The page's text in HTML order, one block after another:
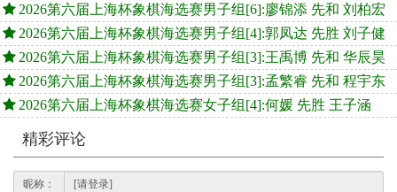
2026第六届上海杯象棋海选赛男子组[6]:廖锦添 先和 刘柏宏
2026第六届上海杯象棋海选赛男子组[4]:郭凤达 先胜 刘子健
2026第六届上海杯象棋海选赛男子组[3]:王禹博 先和 华辰昊
2026第六届上海杯象棋海选赛男子组[3]:孟繁睿 先和 程宇东
2026第六届上海杯象棋海选赛女子组[4]:何媛 先胜 王子涵
精彩评论
昵称：